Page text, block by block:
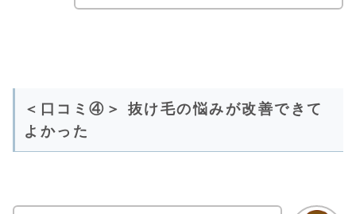
＜口コミ④＞ 抜け毛の悩みが改善できて
よかった